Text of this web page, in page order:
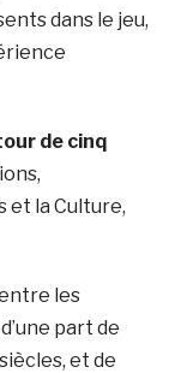
dans le jeu,
de cinq
et la Culture,
les
part de
et de